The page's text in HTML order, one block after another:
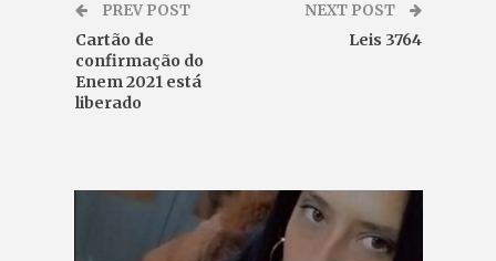
PREV POST
Cartão de
confirmação do
Enem 2021 está
liberado
NEXT POST
Leis 3764